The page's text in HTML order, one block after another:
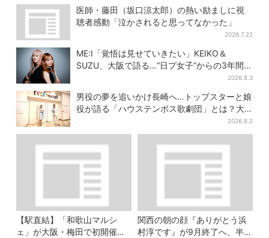
キンとの思い出を語る
るとは…」
医師・藤田（坂口涼太郎）の熱い励ましに視
聴者感動「泣かされると思ってなかった」
2026.7.22
ME:I「覚悟は見せていきたい」KEIKO＆
SUZU、大阪で語る…“日プ女子”からの3年間
2026.8.3
男役の夢を追いかけ長崎へ…トップスターと娘
役が語る「ハウステンボス歌劇団」とは？大
2026.8.2
【駅直結】「和歌山マルシ
ェ」が大阪・梅田で初開催！
関西の朝の顔『ありがとう浜
村淳です』が9月終了へ、半世